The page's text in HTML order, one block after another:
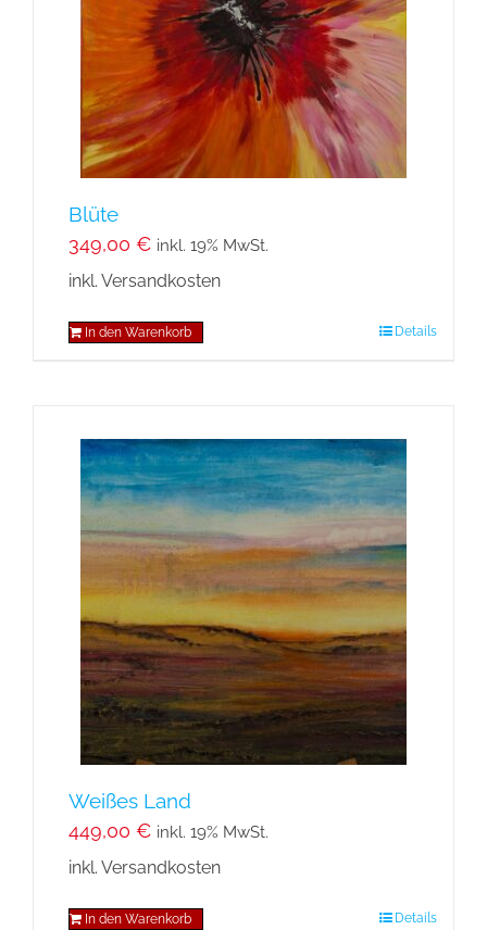
Blüte
349,00 € inkl. 19% MwSt.
inkl. Versandkosten
In den Warenkorb Details
Weißes Land
449,00 € inkl. 19% MwSt.
inkl. Versandkosten
In den Warenkorb Details